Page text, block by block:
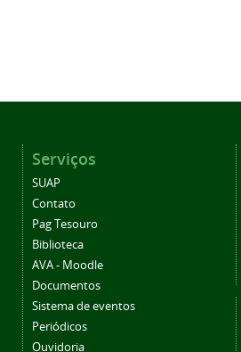
Serviços
SUAP
Contato
Pag Tesouro
Biblioteca
AVA - Moodle
Documentos
Sistema de eventos
Periódicos
Ouvidoria